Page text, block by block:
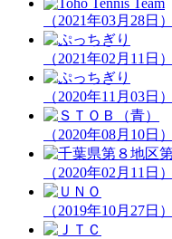
（2021年03月28日）
（2021年02月11日）
（2020年11月03日）
（2020年08月10日）
（2020年02月11日）
（2019年10月27日）